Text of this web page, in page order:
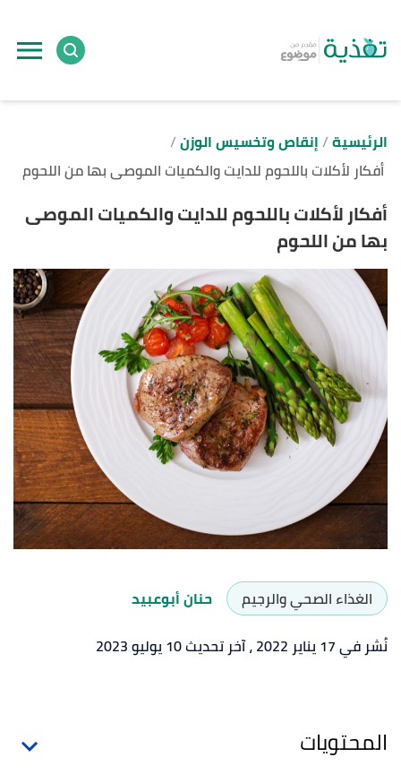
الرئيسية إنقاص وتخسيس الوزن
أفكار لأكلات باللحوم للدايت والكميات الموصى بها من اللحوم
أفكار لأكلات باللحوم للدايت والكميات الموصى
بها من اللحوم
الغذاء الصحي والرجيم
حنان أبوعبيد
نُشر في 17 يناير 2022
، آخر تحديث 10 يوليو 2023
المحتويات